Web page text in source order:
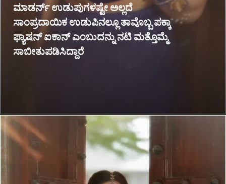
ಮಾಡರ್ನ್ ಉಡುಪುಗಳಷ್ಟೇ ಅಲ್ಲದೆ
ಸಾಂಪ್ರದಾಯಿಕ ಉಡುಪಿನಲ್ಲೂ ತಾವೊಬ್ಬ ಪಕ್ಕಾ
ಫ್ಯಾಷನ್ ಐಕಾನ್ ಎಂಬುದನ್ನು ನಟಿ ಮತ್ತೊಮ್ಮೆ
ಸಾಬೀತುಪಡಿಸಿದ್ದಾರೆ